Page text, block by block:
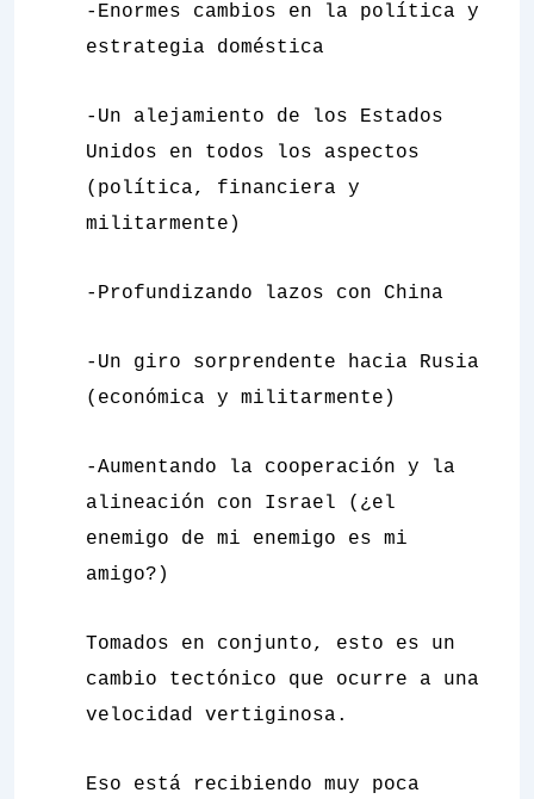
-Enormes cambios en la política y
estrategia doméstica
-Un alejamiento de los Estados
Unidos en todos los aspectos
(política, financiera y
militarmente)
-Profundizando lazos con China
-Un giro sorprendente hacia Rusia
(económica y militarmente)
-Aumentando la cooperación y la
alineación con Israel (¿el
enemigo de mi enemigo es mi
amigo?)
Tomados en conjunto, esto es un
cambio tectónico que ocurre a una
velocidad vertiginosa.
Eso está recibiendo muy poca